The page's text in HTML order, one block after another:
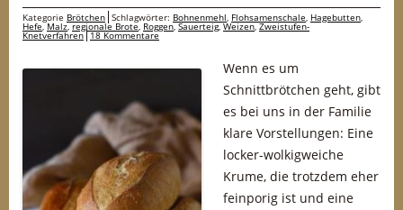
Kategorie Brötchen Schlagwörter: Bohnenmehl, Flohsamenschale, Hagebutten,
Hefe,Malz,regionale Brote, Roggen,Sauerteig,Weizen,Zweistufen-
Knetverfahren 18 Kommentare
Wenn es um
Schnittbrötchen geht, gibt
es bei uns in der Familie
klare Vorstellungen: Eine
locker-wolkigweiche
Krume, die trotzdem eher
feinporig ist und eine